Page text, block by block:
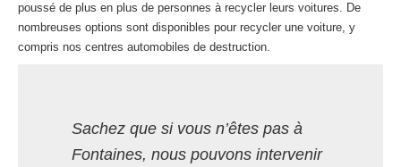
poussé de plus en plus de personnes à recycler leurs voitures. De
nombreuses options sont disponibles pour recycler une voiture, y
compris nos centres automobiles de destruction.
Sachez que si vous n’êtes pas à
Fontaines, nous pouvons intervenir